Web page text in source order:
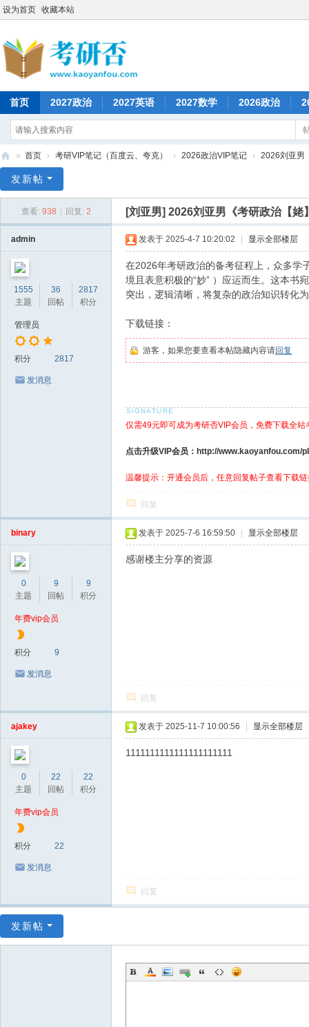
设为首页 收藏本站
首页 2027政治 2027英语 2027数学 2026政治
研
» 首页 › 考研VIP笔记（百度云、夸克） › 2026政治VIP笔记 › 2026刘亚男
发新帖
查看: 938 回复: 2 [刘亚男] 2026刘亚男《考研政治【姥
admin
1555
主题
36
回帖
2817
积分
管理员
积分 2817
发消息
发表于 2025-4-7 10:20:02 显示全部楼层
在2026年考研政治的备考征程上，众多学
境且表意积极的“妙” ）应运而生。这本书
突出，逻辑清晰，将复杂的政治知识转化
下载链接：
游客，如果您要查看本帖隐藏内容请回复
仅需49元即可成为考研否VIP会员，免费下载全站
点击升级VIP会员：http://www.kaoyanfou.com/
温馨提示：开通会员后，任意回复帖子查看下载
回复
binary
0
主题
9
回帖
9
积分
年费vip会员
积分 9
发消息
发表于 2025-7-6 16:59:50 显示全部楼层
感谢楼主分享的资源
回复
ajakey
0
主题
22
回帖
22
积分
年费vip会员
积分 22
发消息
发表于 2025-11-7 10:00:56 显示全部楼层
1111111111111111111111
回复
发新帖